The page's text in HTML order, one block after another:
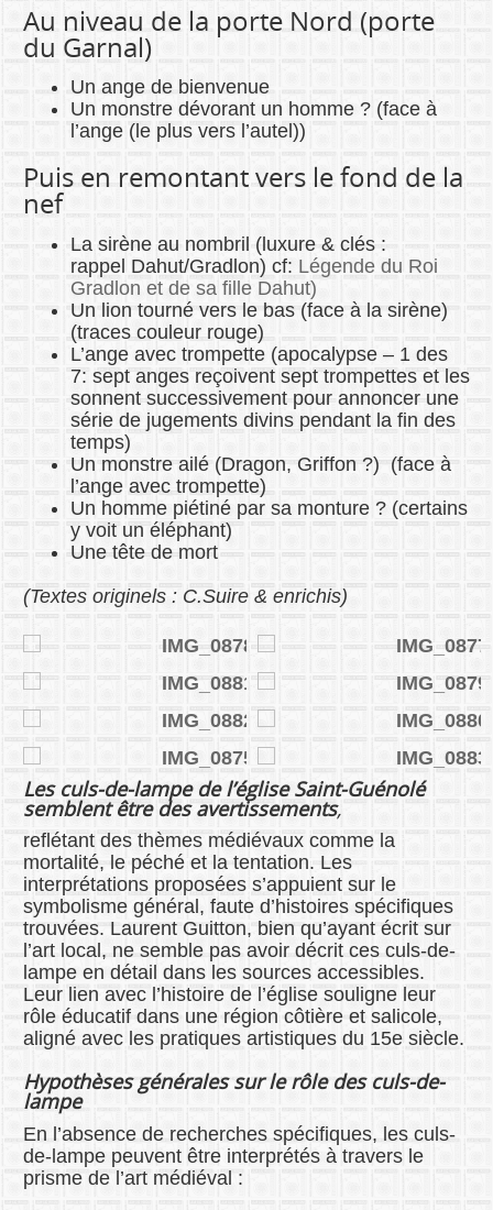
Au niveau de la porte Nord (porte
du Garnal)
Un ange de bienvenue
Un monstre dévorant un homme ? (face à
l’ange (le plus vers l’autel))
Puis en remontant vers le fond de la
nef
La sirène au nombril (luxure & clés :
rappel Dahut/Gradlon) cf: Légende du Roi
Gradlon et de sa fille Dahut)
Un lion tourné vers le bas (face à la sirène)
(traces couleur rouge)
L’ange avec trompette(apocalypse – 1 des
7: sept anges reçoivent sept trompettes et les
sonnent successivement pour annoncer une
série de jugements divins pendant la fin des
temps)
Un monstre ailé (Dragon, Griffon ?) (face à
l’ange avec trompette)
Un homme piétiné par sa monture ? (certains
y voit un éléphant)
Une tête de mort
(Textes originels : C.Suire & enrichis)
Les culs-de-lampe de l’église Saint-Guénolé
semblent être des avertissements,
reflétant des thèmes médiévaux comme la
mortalité, le péché et la tentation. Les
interprétations proposées s’appuient sur le
symbolisme général, faute d’histoires spécifiques
trouvées. Laurent Guitton, bien qu’ayant écrit sur
l’art local, ne semble pas avoir décrit ces culs-de-
lampe en détail dans les sources accessibles.
Leur lien avec l’histoire de l’église souligne leur
rôle éducatif dans une région côtière et salicole,
aligné avec les pratiques artistiques du 15e siècle.
Hypothèses générales sur le rôle des culs-de-
lampe
En l’absence de recherches spécifiques, les culs-
de-lampe peuvent être interprétés à travers le
prisme de l’art médiéval :